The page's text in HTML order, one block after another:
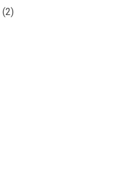
(2)